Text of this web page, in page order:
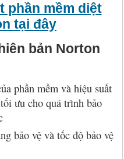
phần mềm diệt
tại đây
bản Norton
phần mềm và hiệu suất
ưu cho quá trình bảo
bảo vệ và tốc độ bảo vệ